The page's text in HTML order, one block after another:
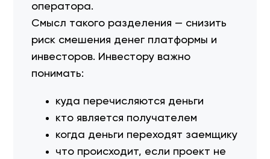
оператора.
Смысл такого разделения — снизить
риск смешения денег платформы и
инвесторов. Инвестору важно
понимать:
куда перечисляются деньги
кто является получателем
когда деньги переходят заемщику
что происходит, если проект не